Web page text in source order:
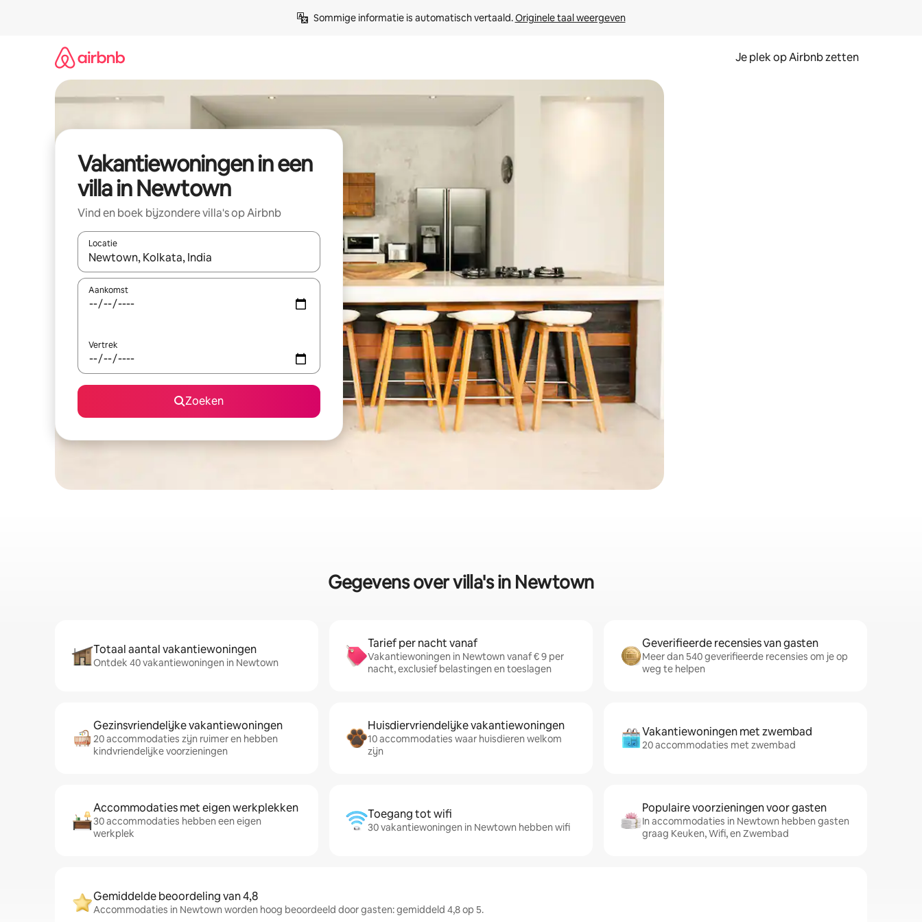
Sommige informatie is automatisch vertaald. Originele taal weergeven
Je plek op Airbnb zetten
Vakantiewoningen in een
villa in Newtown
Vind en boek bijzondere villa's op Airbnb
Locatie
Wanneer er resultaten beschikbaar zijn, maak je een keuze met je de pijltjestoetsen omhoog en omlaag, óf door te tikken of swipen.
Aankomst
Vertrek
Zoeken
Gegevens over villa's in Newtown
Totaal aantal vakantiewoningen
Ontdek 40 vakantiewoningen in Newtown
Tarief per nacht vanaf
Vakantiewoningen in Newtown vanaf € 9 per
nacht, exclusief belastingen en toeslagen
Geverifieerde recensies van gasten
Meer dan 540 geverifieerde recensies om je op
weg te helpen
Gezinsvriendelijke vakantiewoningen
20 accommodaties zijn ruimer en hebben
kindvriendelijke voorzieningen
Huisdiervriendelijke vakantiewoningen
10 accommodaties waar huisdieren welkom
zijn
Vakantiewoningen met zwembad
20 accommodaties met zwembad
Accommodaties met eigen werkplekken
30 accommodaties hebben een eigen
werkplek
Toegang tot wifi
30 vakantiewoningen in Newtown hebben wifi
Populaire voorzieningen voor gasten
In accommodaties in Newtown hebben gasten
graag Keuken, Wifi, en Zwembad
Gemiddelde beoordeling van 4,8
Accommodaties in Newtown worden hoog beoordeeld door gasten: gemiddeld 4,8 op 5.